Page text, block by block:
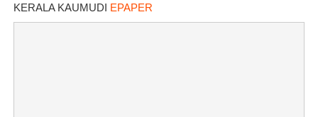
KERALA KAUMUDI EPAPER